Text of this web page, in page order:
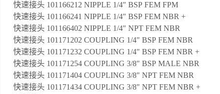
快速接头 101166212 NIPPLE 1/4" BSP FEM FPM
快速接头 101166241 NIPPLE 1/4" BSP FEM NBR +
快速接头 101166402 NIPPLE 1/4" NPT FEM NBR
快速接头 101171202 COUPLING 1/4" BSP FEM NBR
快速接头 101171232 COUPLING 1/4" BSP FEM NBR +
快速接头 101171254 COUPLING 3/8" BSP MALE NBR
快速接头 101171404 COUPLING 3/8" NPT FEM NBR
快速接头 101171434 COUPLING 3/8" NPT FEM NBR +